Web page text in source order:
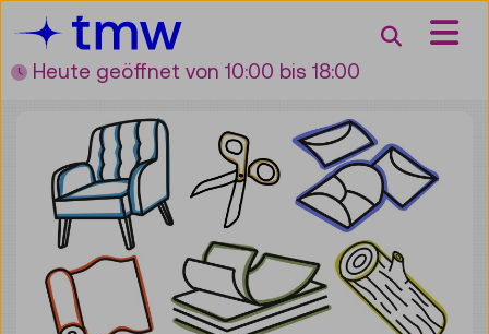
Zum Inhalt
Zum Hauptmenü
Zur Suche
Zur Zielgruppennavigation
Suche
Heute geöffnet von 10:00 bis 18:00